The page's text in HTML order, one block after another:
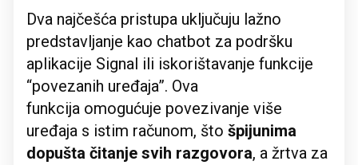
Dva najčešća pristupa uključuju lažno
predstavljanje kao chatbot za podršku
aplikacije Signal ili iskorištavanje funkcije
“povezanih uređaja”. Ova
funkcija omogućuje povezivanje više
uređaja s istim računom, što špijunima
dopušta čitanje svih razgovora, a žrtva za